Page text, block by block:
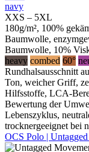
navy
XXS – 5XL
180g/m², 100%
Baumwolle,
Baumwolle, 10%
heavy combed 60°
Rundhalsausschnitt
Ton, weicher Griff,
Hilfsstoffe, LCA-
Bewertung der
Lebenszyklus,
trocknergeeignet bei
OCS Polo |